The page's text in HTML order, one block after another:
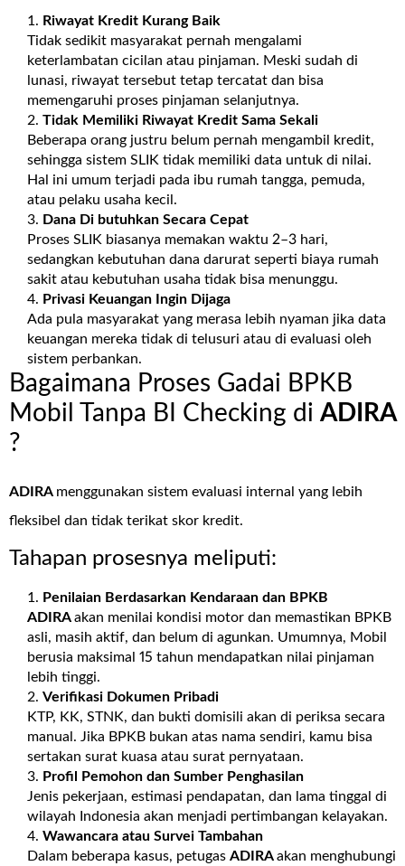
Riwayat Kredit Kurang Baik
Tidak sedikit masyarakat pernah mengalami
keterlambatan cicilan atau pinjaman. Meski sudah di
lunasi, riwayat tersebut tetap tercatat dan bisa
memengaruhi proses pinjaman selanjutnya.
Tidak Memiliki Riwayat Kredit Sama Sekali
Beberapa orang justru belum pernah mengambil kredit,
sehingga sistem SLIK tidak memiliki data untuk di nilai.
Hal ini umum terjadi pada ibu rumah tangga, pemuda,
atau pelaku usaha kecil.
Dana Di butuhkan Secara Cepat
Proses SLIK biasanya memakan waktu 2–3 hari,
sedangkan kebutuhan dana darurat seperti biaya rumah
sakit atau kebutuhan usaha tidak bisa menunggu.
Privasi Keuangan Ingin Dijaga
Ada pula masyarakat yang merasa lebih nyaman jika data
keuangan mereka tidak di telusuri atau di evaluasi oleh
sistem perbankan.
Bagaimana Proses Gadai BPKB
Mobil Tanpa BI Checking di ADIRA
?
ADIRA menggunakan sistem evaluasi internal yang lebih
fleksibel dan tidak terikat skor kredit.
Tahapan prosesnya meliputi:
Penilaian Berdasarkan Kendaraan dan BPKB
ADIRAakan menilai kondisi motor dan memastikan BPKB
asli, masih aktif, dan belum di agunkan. Umumnya, Mobil
berusia maksimal 15 tahun mendapatkan nilai pinjaman
lebih tinggi.
Verifikasi Dokumen Pribadi
KTP, KK, STNK, dan bukti domisili akan di periksa secara
manual. Jika BPKB bukan atas nama sendiri, kamu bisa
sertakan surat kuasa atau surat pernyataan.
Profil Pemohon dan Sumber Penghasilan
Jenis pekerjaan, estimasi pendapatan, dan lama tinggal di
wilayah Indonesia akan menjadi pertimbangan kelayakan.
Wawancara atau Survei Tambahan
Dalam beberapa kasus, petugas ADIRAakan menghubungi